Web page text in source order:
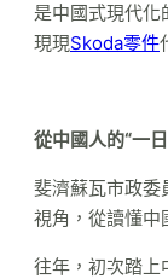
是中國式現代
現現Skoda零件
從中國人的“一
斐濟蘇瓦市政委
視角，從讀懂中
往年，初次踏上